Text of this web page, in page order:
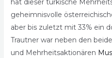
hat dieser türkische
geheimnisvolle
aber bis zuletzt mit 33% ein
Trautner war neben den
und Mehrheitsaktionären